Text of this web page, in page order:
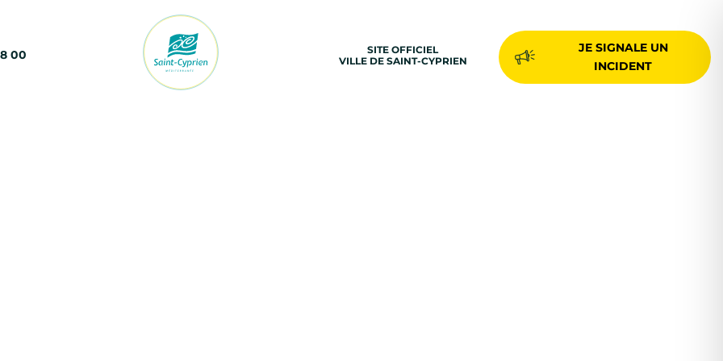
00
SITE OFFICIEL
VILLE DE SAINT-CYPRIEN
JE SIGNALE UN
INCIDENT